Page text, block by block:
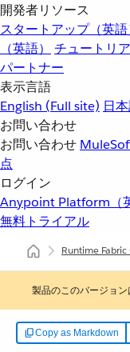
開発者リソース
スタートアップ（英語
（英語）
チュートリ
パートナー
表示言語
English (Full site) 日
お問い合わせ
お問い合わせ
点
ログイン
Anypoint Platform（
無料トライアル
Runtime Fabric
製品のこのバージョン
Copy as Markdown